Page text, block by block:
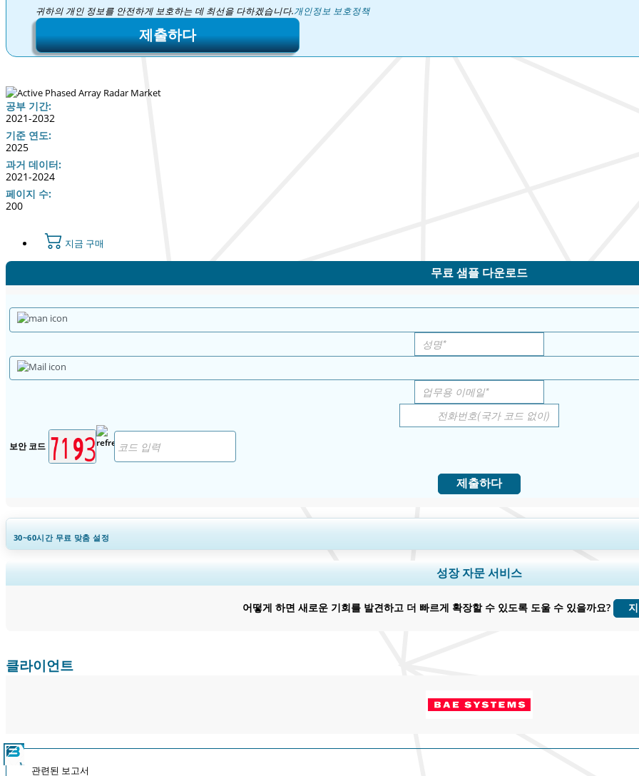
귀하의 개인 정보를 안전하게 보호하는 데 최선을 다하겠습니다.개인정보 보호정책
제출하다
공부 기간:
2021-2032
기준 연도:
2025
과거 데이터:
2021-2024
페이지 수:
200
지금 구매
무료 샘플 다운로드
보안 코드
제출하다
30~60시간무료 맞춤 설정
지역 및 국가 범위 확장, 세그먼트 분석, 기업 프로필, 경쟁 벤치마킹, 및 최종 사용자
성장 자문 서비스
어떻게 하면 새로운 기회를 발견하고 더 빠르게 확장할 수 있도록 도울 수 있을까요?
클라이언트
관련된 보고서